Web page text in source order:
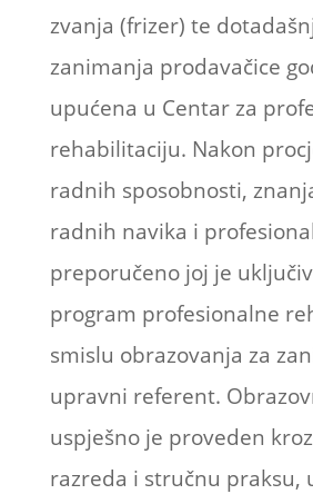
zvanja (frizer) te
zanimanja prodavačice
upućena u Centar za
rehabilitaciju. Nakon
radnih sposobnosti,
radnih navika i
preporučeno joj je
program profesionalne
smislu obrazovanja za
upravni referent.
uspješno je proveden
razreda i stručnu praksu,